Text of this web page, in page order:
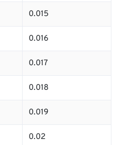
0.015
0.016
0.017
0.018
0.019
0.02